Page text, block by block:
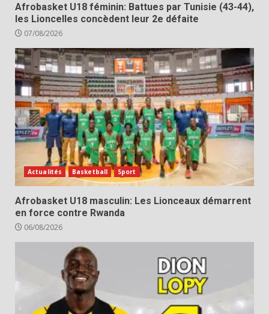
Afrobasket U18 féminin: Battues par Tunisie (43-44),
les Lioncelles concèdent leur 2e défaite
07/08/2026
Actualités Basketball Sport
Afrobasket U18 masculin: Les Lionceaux démarrent
en force contre Rwanda
06/08/2026